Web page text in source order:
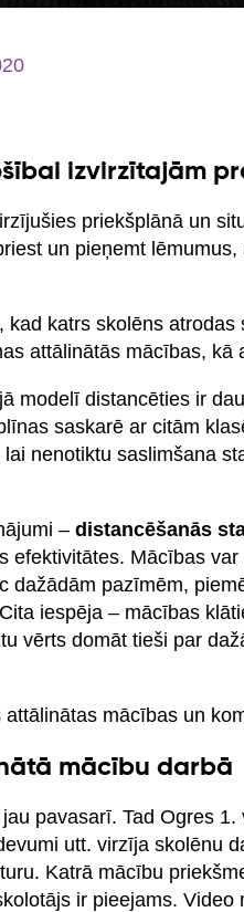
izvirzītajām
priekšplānā un
un pieņemt
, kad katrs skolēns
attālinātās mācības, kā
modelī distancēties ir
saskarē ar citām
nenotiktu saslimšana
– distancēšanās
efektivitātes. Mācības
pazīmēm,
iespēja – mācības
vērts domāt tieši par
mācības un
mācību darbā
pavasarī. Tad Ogres 1.
utt. virzīja skolēnu
Katrā mācību
ir pieejams.